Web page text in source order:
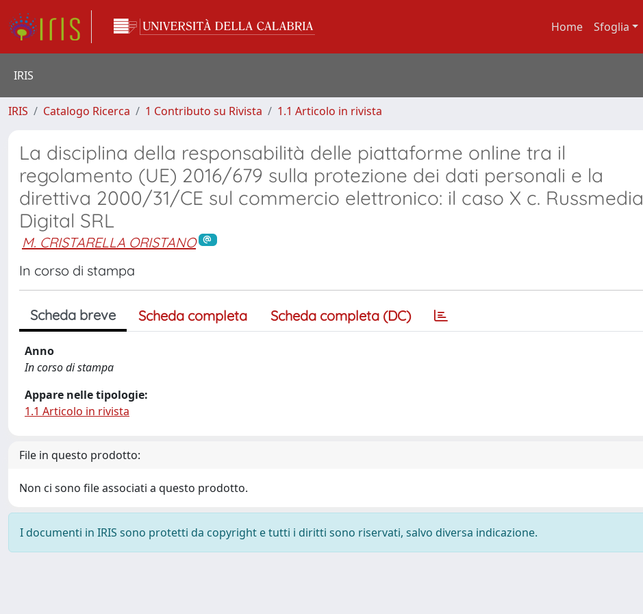
Home Sfoglia
IRIS
IRIS Catalogo Ricerca 1 Contributo su Rivista 1.1 Articolo in rivista
La disciplina della responsabilità delle piattaforme online tra il
regolamento (UE) 2016/679 sulla protezione dei dati personali e la
direttiva 2000/31/CE sul commercio elettronico: il caso X c. Russmedia
Digital SRL
M. CRISTARELLA ORISTANO
In corso di stampa
Scheda breve Scheda completa Scheda completa (DC)
Anno
In corso di stampa
Appare nelle tipologie:
1.1 Articolo in rivista
File in questo prodotto:
Non ci sono file associati a questo prodotto.
I documenti in IRIS sono protetti da copyright e tutti i diritti sono riservati, salvo diversa indicazione.